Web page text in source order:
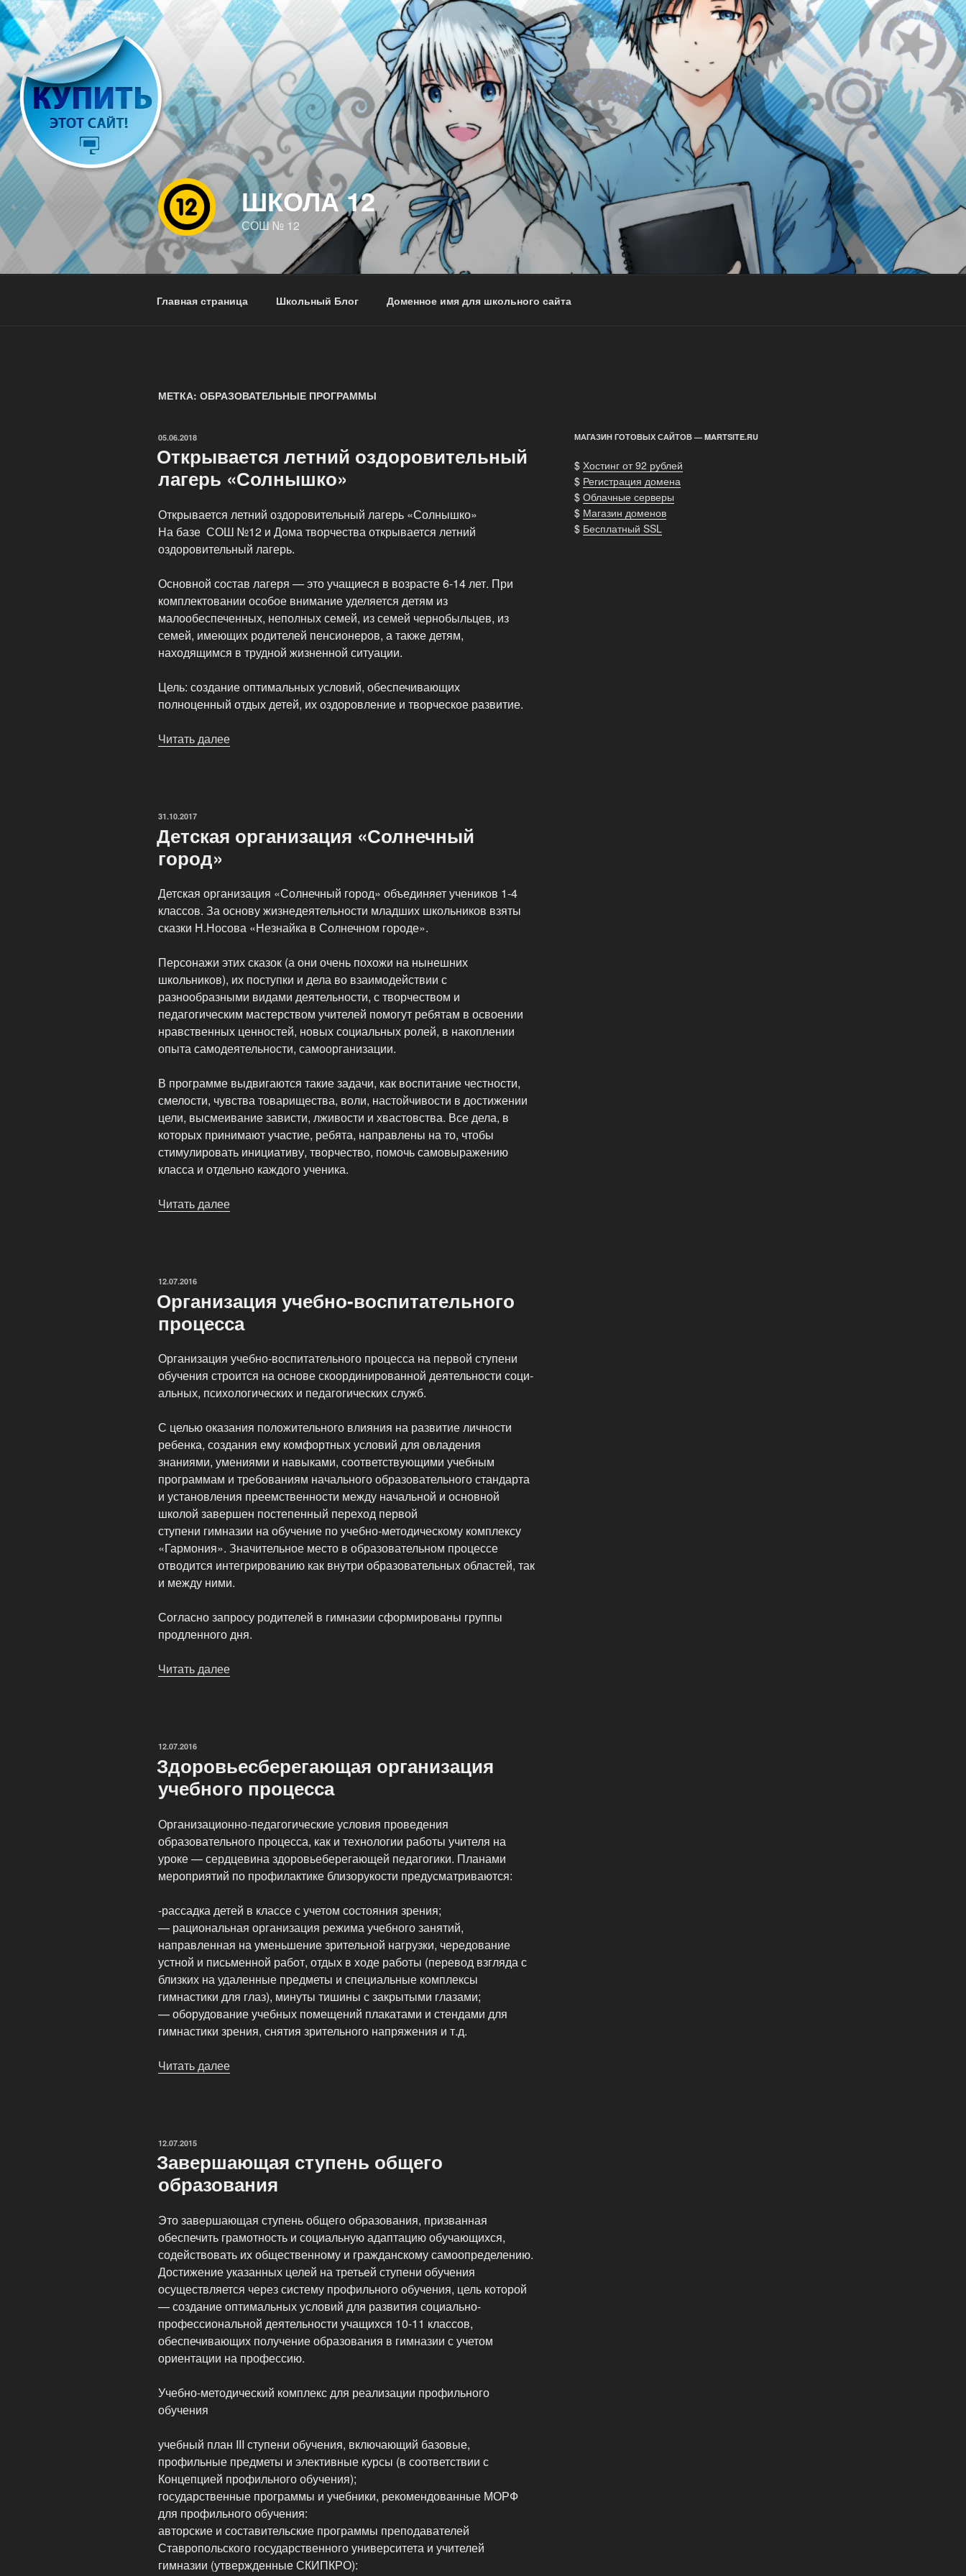
Перейти
к
содержимому
ШКОЛА 12
СОШ № 12
Главная страница Школьный Блог Доменное имя для школьного сайта
МЕТКА: ОБРАЗОВАТЕЛЬНЫЕ ПРОГРАММЫ
ОПУБЛИКОВАНО
05.06.2018
Открывается летний оздоровительный
лагерь «Солнышко»
Открывается летний оздоровительный лагерь «Солнышко»
На базе СОШ №12 и Дома творчества открывается летний
оздоровительный лагерь.
Основной состав лагеря — это учащиеся в возрасте 6-14 лет. При
комплектовании особое внимание уделяется детям из
малообеспеченных, неполных семей, из семей чернобыльцев, из
семей, имеющих родителей пенсионеров, а также детям,
находящимся в трудной жизненной ситуации.
Цель: создание оптимальных условий, обеспечивающих
полноценный отдых детей, их оздоровление и творческое развитие.
Читать далее
ОПУБЛИКОВАНО
31.10.2017
Детская организация «Солнечный
город»
Детская организация «Солнечный город» объединяет учеников 1-4
классов. За основу жизнедеятельности младших школьников взяты
сказки Н.Носова «Незнайка в Солнечном городе».
Персонажи этих сказок (а они очень похожи на нынешних
школьников), их поступки и дела во взаимодействии с
разнообразными видами деятельности, с творчеством и
педагогическим мастерством учителей помогут ребятам в освоении
нравственных ценностей, новых социальных ролей, в накоплении
опыта самодеятельности, самоорганизации.
В программе выдвигаются такие задачи, как воспитание честности,
смелости, чувства товарищества, воли, настойчивости в достижении
цели, высмеивание зависти, лживости и хвастовства. Все дела, в
которых принимают участие, ребята, направлены на то, чтобы
стимулировать инициативу, творчество, помочь самовыражению
класса и отдельно каждого ученика.
Читать далее
ОПУБЛИКОВАНО
12.07.2016
Организация учебно-воспитательного
процесса
Организация учебно-воспитательного процесса на первой ступени
обучения строится на основе скоординированной деятельности соци­
альных, психологических и педагогических служб.
С целью оказания положительного влияния на развитие личности
ребенка, создания ему комфортных условий для овладения
знаниями, умениями и навыками, соответствующими учебным
программам и требованиям начального образовательного стандарта
и установления преемственности между начальной и основной
школой завершен постепенный переход первой
ступени гимназии на обучение по учебно-методическому комплексу
«Гармония». Значительное место в образовательном процессе
отводится интегрированию как внутри образовательных областей, так
и между ними.
Согласно запросу родителей в гимназии сформированы группы
продленного дня.
Читать далее
ОПУБЛИКОВАНО
12.07.2016
Здоровьесберегающая организация
учебного процесса
Организационно-педагогические условия проведения
образовательного процесса, как и технологии работы учителя на
уроке — сердцевина здоровьеберегающей педагогики. Планами
мероприятий по профилактике близорукости предусматриваются:
-рассадка детей в классе с учетом состояния зрения;
— рациональная организация режима учебного занятий,
направленная на уменьшение зрительной нагрузки, чередование
устной и письменной работ, отдых в ходе работы (перевод взгляда с
близких на удаленные предметы и специальные комплексы
гимнастики для глаз), минуты тишины с закрытыми глазами;
— оборудование учебных помещений плакатами и стендами для
гимнастики зрения, снятия зрительного напряжения и т.д.
Читать далее
ОПУБЛИКОВАНО
12.07.2015
Завершающая ступень общего
образования
Это завершающая ступень общего образования, призванная
обеспечить грамотность и социальную адаптацию обучающихся,
содействовать их общественному и гражданскому самоопределению.
Достижение указанных целей на третьей ступени обучения
осуществляется через систему профильного обучения, цель которой
— создание оптимальных условий для развития социально-
профессиональной деятельности учащихся 10-11 классов,
обеспечивающих получение образования в гимназии с учетом
ориентации на профессию.
Учебно-методический комплекс для реализации профильного
обучения
учебный план III ступени обучения, включающий базовые,
профильные предметы и элективные курсы (в соответствии с
Концепцией профильного обучения);
государственные программы и учебники, рекомендованные МОРФ
для профильного обучения:
авторские и составительские программы преподавателей
Ставропольского государственного университета и учителей
гимназии (утвержденные СКИПКРО):
МАГАЗИН ГОТОВЫХ САЙТОВ — MARTSITE.RU
$ Хостинг от 92 рублей
$ Регистрация домена
$ Облачные серверы
$ Магазин доменов
$ Бесплатный SSL